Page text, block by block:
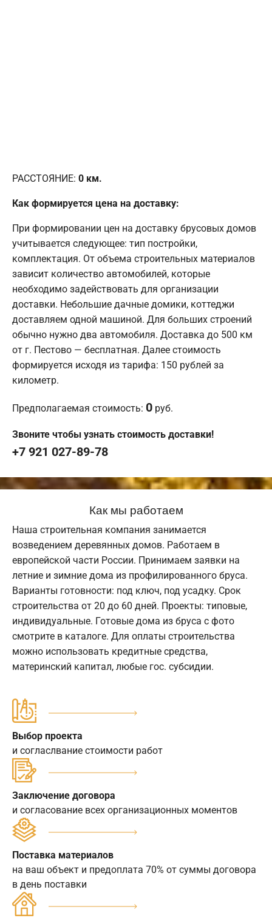
РАССТОЯНИЕ: 0 км.
Как формируется цена на доставку:
При формировании цен на доставку брусовых домов
учитывается следующее: тип постройки,
комплектация. От объема строительных материалов
зависит количество автомобилей, которые
необходимо задействовать для организации
доставки. Небольшие дачные домики, коттеджи
доставляем одной машиной. Для больших строений
обычно нужно два автомобиля. Доставка до 500 км
от г. Пестово — бесплатная. Далее стоимость
формируется исходя из тарифа: 150 рублей за
километр.
Предполагаемая стоимость: 0 руб.
Звоните чтобы узнать стоимость доставки!
+7 921 027-89-78
Как мы работаем
Наша строительная компания занимается
возведением деревянных домов. Работаем в
европейской части России. Принимаем заявки на
летние и зимние дома из профилированного бруса.
Варианты готовности: под ключ, под усадку. Срок
строительства от 20 до 60 дней. Проекты: типовые,
индивидуальные. Готовые дома из бруса с фото
смотрите в каталоге. Для оплаты строительства
можно использовать кредитные средства,
материнский капитал, любые гос. субсидии.
Выбор проекта
и согласлвание стоимости работ
Заключение договора
и согласование всех организационных моментов
Поставка материалов
на ваш объект и предоплата 70% от суммы договора
в день поставки